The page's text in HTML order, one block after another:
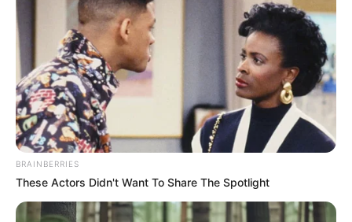
BRAINBERRIES
These Actors Didn't Want To Share The Spotlight